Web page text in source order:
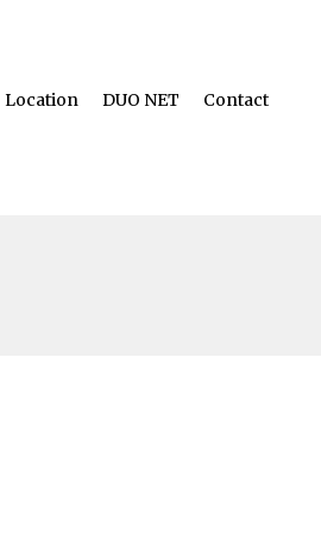
Location DUO NET Contact